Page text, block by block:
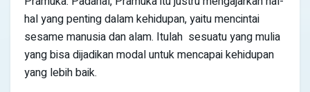
hal yang penting dalam kehidupan, yaitu mencintai
sesame manusia dan alam. Itulah sesuatu yang mulia
yang bisa dijadikan modal untuk mencapai kehidupan
yang lebih baik.